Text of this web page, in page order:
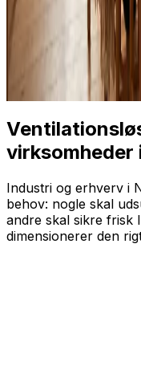
virksomheder
Industri og erhverv i
behov: nogle skal
andre skal sikre frisk
dimensionerer den